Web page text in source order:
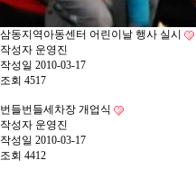
삼동지역아동센터 어린이날 행사 실시
작성자 운영진
작성일 2010-03-17
조회 4517
번들번들세차장 개업식
작성자 운영진
작성일 2010-03-17
조회 4412